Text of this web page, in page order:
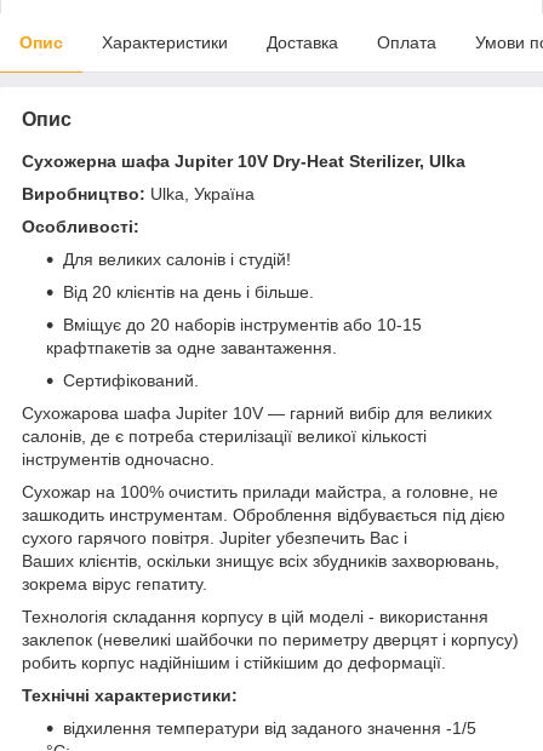
Опис Характеристики Доставка Оплата Умови
Опис
Сухожерна шафа Jupiter 10V Dry-Heat Sterilizer, Ulka
Виробництво: Ulka, Україна
Особливості:
Для великих салонів і студій!
Від 20 клієнтів на день і більше.
Вміщує до 20 наборів інструментів або 10-15
крафтпакетів за одне завантаження.⠀
Сертифікований.
Сухожарова шафа Jupiter 10V — гарний вибір для великих
салонів, де є потреба стерилізації великої кількості
інструментів одночасно.
Сухожар на 100% очистить прилади майстра, а головне, не
зашкодить инструментам. Оброблення відбувається під дією
сухого гарячого повітря. Jupiter убезпечить Вас і
Ваших клієнтів, оскільки знищує всіх збудників захворювань,
зокрема вірус гепатиту.
Технологія складання корпусу в цій моделі - використання
заклепок (невеликі шайбочки по периметру дверцят і корпусу)
робить корпус надійнішим і стійкішим до деформації.
Технічні характеристики:
відхилення температури від заданого значення -1/5